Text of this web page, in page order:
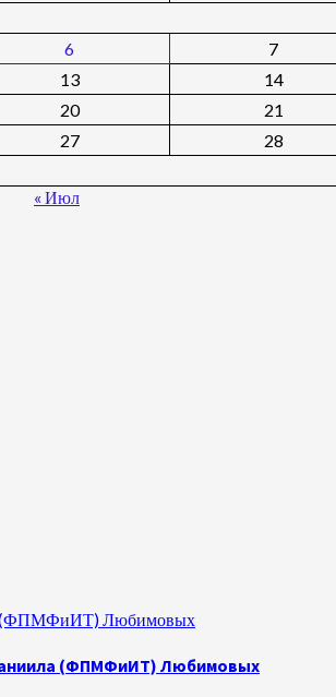
6 7
13 14
20 21
27 28
« Июл
(ФПМФиИТ) Любимовых
(ФПМФиИТ) Любимовых